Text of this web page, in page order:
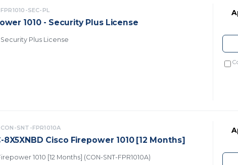
FPR1010-SEC-PL
1010 - Security Plus License
Plus License
CON-SNT-FPR1010A
8X5XNBD Cisco Firepower 1010 [12 Months]
1010 [12 Months] (CON-SNT-FPR1010A)